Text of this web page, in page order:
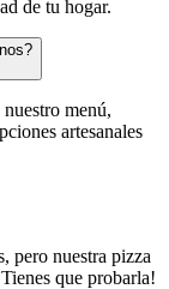
de tu hogar.
menú,
artesanales
pero nuestra pizza
que probarla!